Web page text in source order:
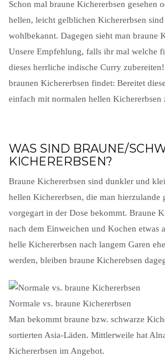
Schon mal braune Kichererbsen gesehen
hellen, leicht gelblichen Kichererbsen
wohlbekannt. Dagegen sieht man braune
Unsere Empfehlung, falls ihr mal welche
dieses herrliche indische Curry
braunen Kichererbsen findet: Bereitet
einfach mit normalen hellen Kichererbsen
WAS SIND BRAUNE/
KICHERERBSEN?
Braune Kichererbsen sind dunkler und
hellen Kichererbsen, die man hierzulande
vorgegart in der Dose bekommt. Braune
nach dem Einweichen und Kochen etwas
helle Kichererbsen nach langem Garen
werden, bleiben braune Kicherebsen
Normale vs. braune Kichererbsen
Man bekommt braune bzw. schwarze
sortierten Asia-Läden. Mittlerweile hat
Kichererbsen im Angebot.